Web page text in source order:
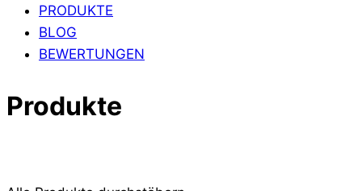
PRODUKTE
BLOG
BEWERTUNGEN
Produkte